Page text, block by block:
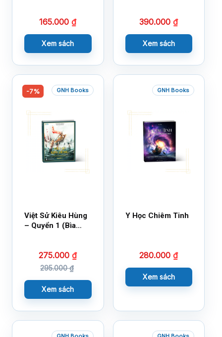
165.000₫
Xem sách
390.000₫
Xem sách
-7% GNH Books
Việt Sử Kiêu Hùng
– Quyển 1 (Bìa
275.000₫
295.000₫
Xem sách
GNH Books
Y Học Chiêm Tinh
280.000₫
Xem sách